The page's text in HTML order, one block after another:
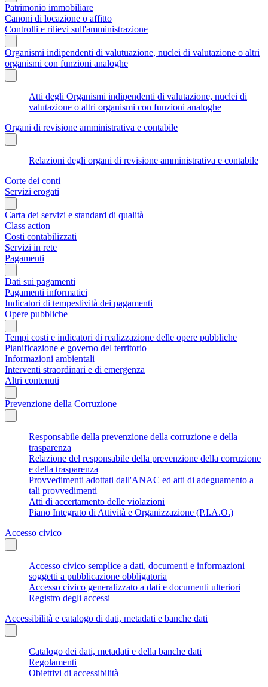
Patrimonio immobiliare
Canoni di locazione o affitto
Controlli e rilievi sull'amministrazione
Organismi indipendenti di valutuazione, nuclei di valutazione o altri
organismi con funzioni analoghe
Atti degli Organismi indipendenti di valutazione, nuclei di
valutazione o altri organismi con funzioni analoghe
Organi di revisione amministrativa e contabile
Relazioni degli organi di revisione amministrativa e contabile
Corte dei conti
Servizi erogati
Carta dei servizi e standard di qualità
Class action
Costi contabilizzati
Servizi in rete
Pagamenti
Dati sui pagamenti
Pagamenti informatici
Indicatori di tempestività dei pagamenti
Opere pubbliche
Tempi costi e indicatori di realizzazione delle opere pubbliche
Pianificazione e governo del territorio
Informazioni ambientali
Interventi straordinari e di emergenza
Altri contenuti
Prevenzione della Corruzione
Responsabile della prevenzione della corruzione e della
trasparenza
Relazione del responsabile della prevenzione della corruzione
e della trasparenza
Provvedimenti adottati dall'ANAC ed atti di adeguamento a
tali provvedimenti
Atti di accertamento delle violazioni
Piano Integrato di Attività e Organizzazione (P.I.A.O.)
Accesso civico
Accesso civico semplice a dati, documenti e informazioni
soggetti a pubblicazione obbligatoria
Accesso civico generalizzato a dati e documenti ulteriori
Registro degli accessi
Accessibilità e catalogo di dati, metadati e banche dati
Catalogo dei dati, metadati e della banche dati
Regolamenti
Obiettivi di accessibilità